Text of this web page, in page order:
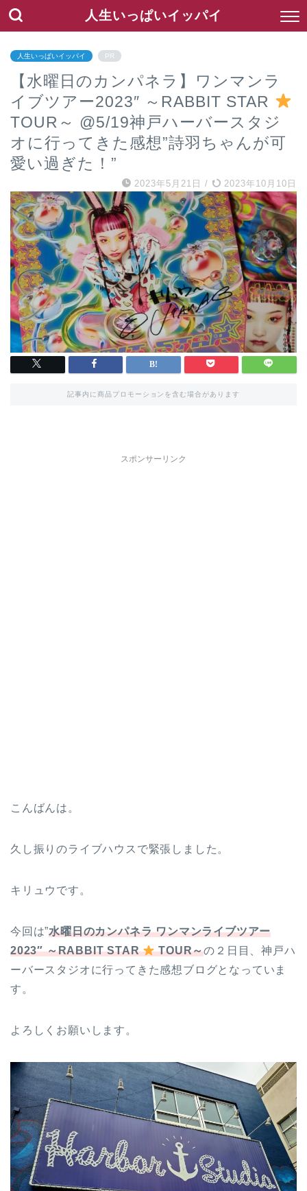
人生いっぱいイッパイ
人生いっぱいイッパイ PR
【水曜日のカンパネラ】ワンマンラ
イブツアー2023″ ～RABBIT STAR
TOUR～ @5/19神戸ハーバースタジ
オに行ってきた感想”詩羽ちゃんが可
愛い過ぎた！”
2023年5月21日 / 2023年10月10日
記事内に商品プロモーションを含む場合があります
スポンサーリンク
こんばんは。
久し振りのライブハウスで緊張しました。
キリュウです。
今回は”水曜日のカンパネラ ワンマンライブツアー
2023″ ～RABBIT STAR
TOUR～の２日目、神戸ハ
ーバースタジオに行ってきた感想ブログとなっていま
す。
よろしくお願いします。